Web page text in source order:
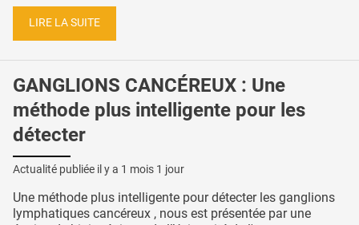
LIRE LA SUITE
GANGLIONS CANCÉREUX : Une
méthode plus intelligente pour les
détecter
Actualité publiée il y a 1 mois 1 jour
Une méthode plus intelligente pour détecter les ganglions
lymphatiques cancéreux , nous est présentée par une